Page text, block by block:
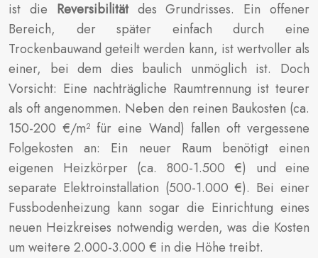
ist die Reversibilitätdes Grundrisses. Ein offener
Bereich, der später einfach durch eine
Trockenbauwand geteilt werden kann, ist wertvoller als
einer, bei dem dies baulich unmöglich ist. Doch
Vorsicht: Eine nachträgliche Raumtrennung ist teurer
als oft angenommen. Neben den reinen Baukosten (ca.
150-200 €/m² für eine Wand) fallen oft vergessene
Folgekosten an: Ein neuer Raum benötigt einen
eigenen Heizkörper (ca. 800-1.500 €) und eine
separate Elektroinstallation (500-1.000 €). Bei einer
Fussbodenheizung kann sogar die Einrichtung eines
neuen Heizkreises notwendig werden, was die Kosten
um weitere 2.000-3.000 € in die Höhe treibt.